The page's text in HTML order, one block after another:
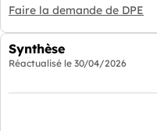
Faire la demande de DPE
Synthèse
Réactualisé le 30/04/2026